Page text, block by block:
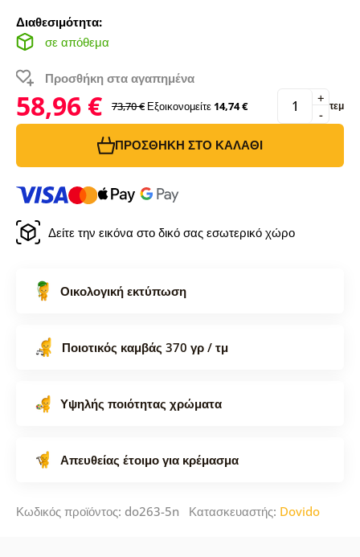
Διαθεσιμότητα:
σε απόθεμα
Προσθήκη στα αγαπημένα
58,96 € 73,70 € Εξοικονομείτε14,74 € -
+ τεμ
ΠΡΟΣΘΉΚΗ ΣΤΟ ΚΑΛΆΘΙ
Δείτε την εικόνα στο δικό σας εσωτερικό χώρο
Οικολογική εκτύπωση
Ποιοτικός καμβάς 370 γρ / τμ
Υψηλής ποιότητας χρώματα
Απευθείας έτοιμο για κρέμασμα
Κωδικός προϊόντος: do263-5n Κατασκευαστής: Dovido